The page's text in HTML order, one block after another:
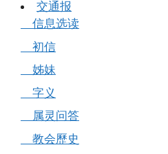
交通报
信息选读
初信
姊妹
字义
属灵问答
教会歷史